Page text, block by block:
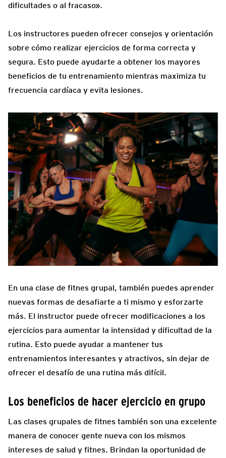
dificultades o al fracaso».
Los instructores pueden ofrecer consejos y orientación
sobre cómo realizar ejercicios de forma correcta y
segura. Esto puede ayudarte a obtener los mayores
beneficios de tu entrenamiento mientras maximiza tu
frecuencia cardíaca y evita lesiones.
En una clase de fitnes grupal, también puedes aprender
nuevas formas de desafiarte a ti mismo y esforzarte
más. El instructor puede ofrecer modificaciones a los
ejercicios para aumentar la intensidad y dificultad de la
rutina. Esto puede ayudar a mantener tus
entrenamientos interesantes y atractivos, sin dejar de
ofrecer el desafío de una rutina más difícil.
Los beneficios de hacer ejercicio en grupo
Las clases grupales de fitnes también son una excelente
manera de conocer gente nueva con los mismos
intereses de salud y fitnes. Brindan la oportunidad de